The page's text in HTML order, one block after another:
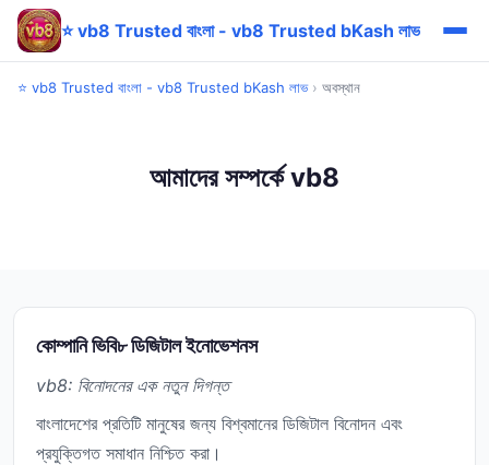
⭐ vb8 Trusted বাংলা - vb8 Trusted bKash লাভ
⭐ vb8 Trusted বাংলা - vb8 Trusted bKash লাভ› অবস্থান
আমাদের সম্পর্কে vb8
কোম্পানি ভিবি৮ ডিজিটাল ইনোভেশনস
vb8: বিনোদনের এক নতুন দিগন্ত
বাংলাদেশের প্রতিটি মানুষের জন্য বিশ্বমানের ডিজিটাল বিনোদন এবং
প্রযুক্তিগত সমাধান নিশ্চিত করা।